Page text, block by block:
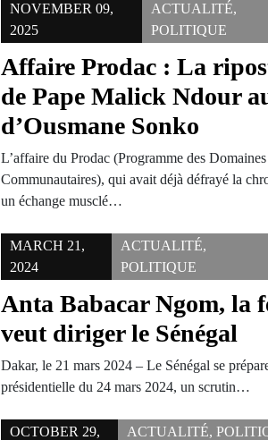
NOVEMBER 09,
2025
ACTUALITÉ,
POLITIQUE
Affaire Prodac : La
de Pape Malick Ndour
d’Ousmane Sonko
L’affaire du Prodac (Programme des
Communautaires), qui avait déjà défrayé la
un échange musclé…
MARCH 21,
2024
ACTUALITÉ,
POLITIQUE
Anta Babacar Ngom, la
veut diriger le Sénégal
Dakar, le 21 mars 2024 – Le Sénégal se
présidentielle du 24 mars 2024, un scrutin…
OCTOBER 29,
ACTUALITÉ,